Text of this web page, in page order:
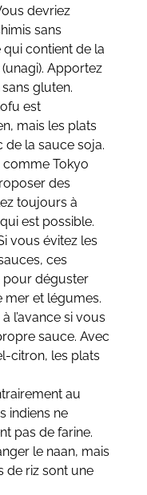
devriez
sans
contient de la
Apportez
gluten.
est
mais les plats
de la sauce soja.
comme Tokyo
des
toujours à
est possible.
vous évitez les
ces
pour déguster
mer et légumes.
l’avance si vous
sauce. Avec
citron, les plats
au
indiens ne
pas de farine.
le naan, mais
de riz sont une